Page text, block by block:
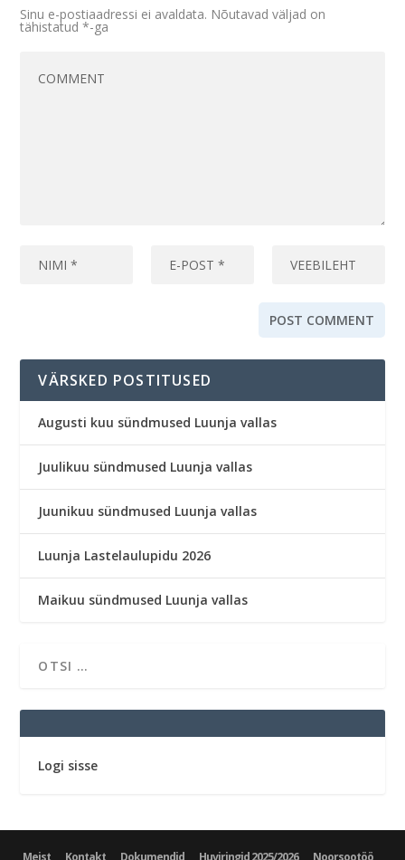
Sinu e-postiaadressi ei avaldata. Nõutavad väljad on
tähistatud*-ga
VÄRSKED POSTITUSED
Augusti kuu sündmused Luunja vallas
Juulikuu sündmused Luunja vallas
Juunikuu sündmused Luunja vallas
Luunja Lastelaulupidu 2026
Maikuu sündmused Luunja vallas
Logi sisse
Meist Kontakt Dokumendid Huviringid 2025/2026 Noorsootöö